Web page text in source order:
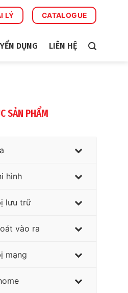
LÝ CATALOGUE
DỤNG LIÊN HỆ
SẢN PHẨM
hình
lưu trữ
vào ra
mạng